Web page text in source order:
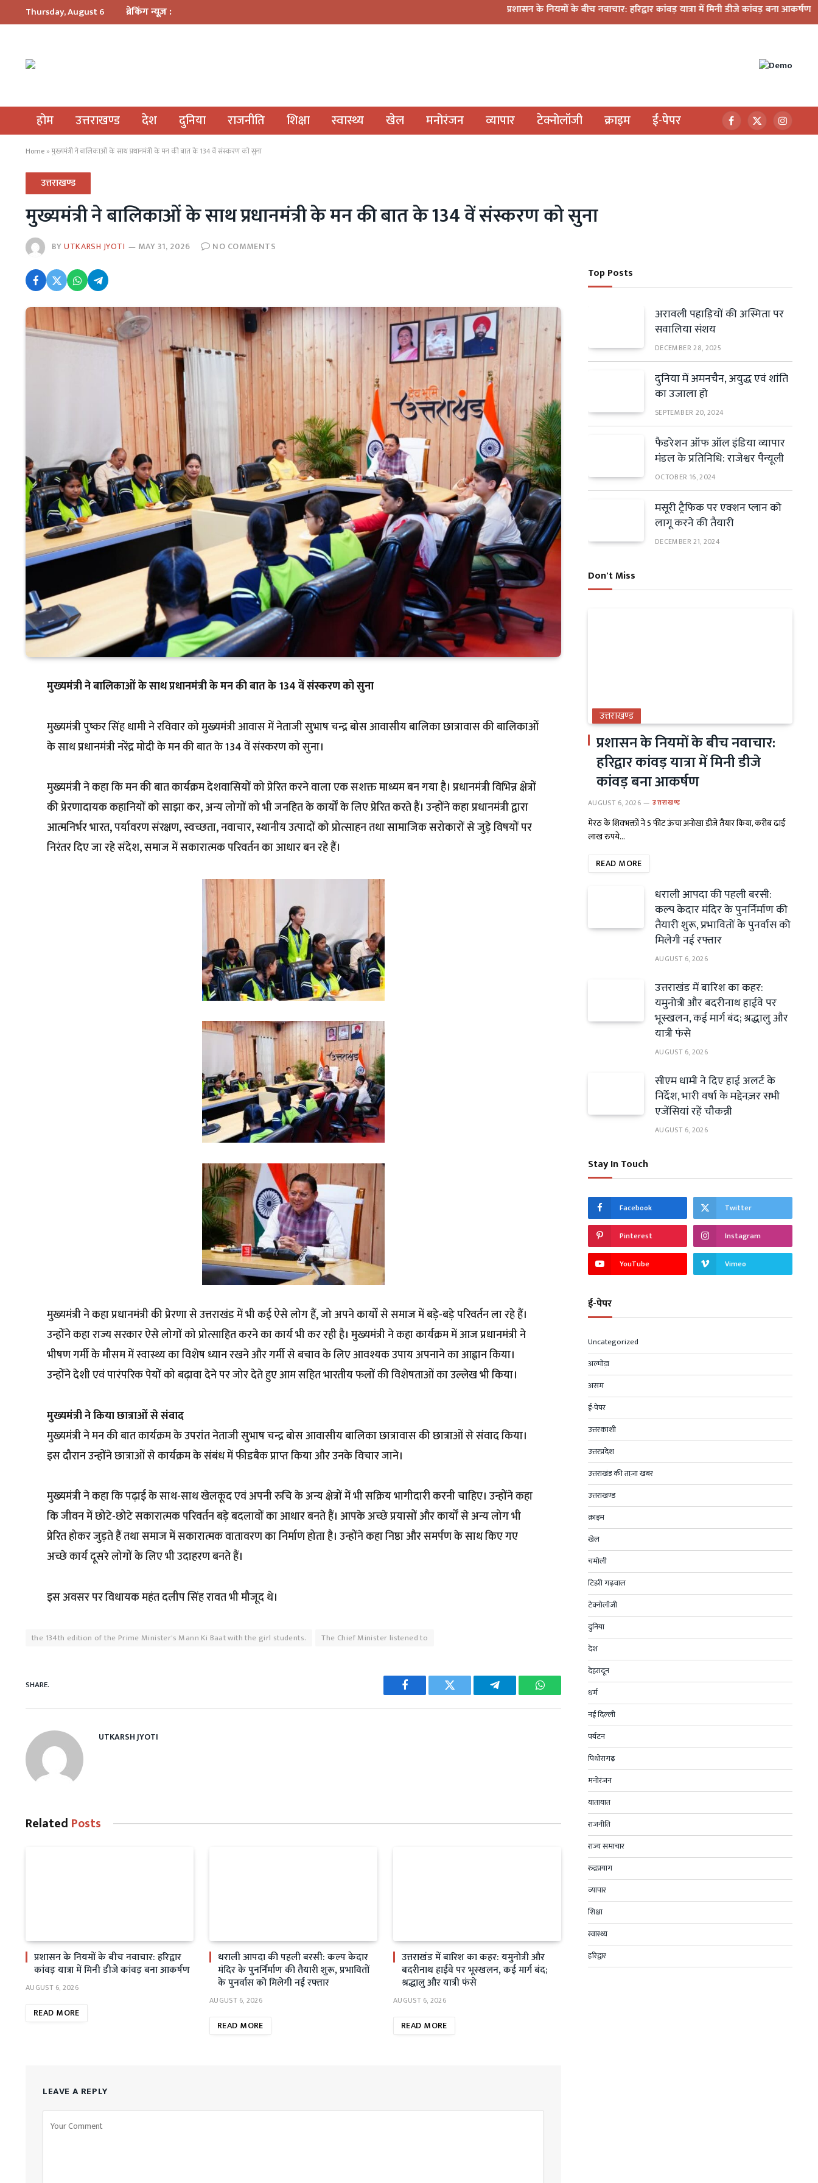
Thursday, August 6 ब्रेकिंग न्यूज़ : प्रशासन के नियमों के बीच नवाचार: हरिद्वार कांवड़ यात्रा में मिनी डीजे कांवड़ बना आकर्षण धराली आपदा
होम उत्तराखण्ड देश दुनिया राजनीति शिक्षा स्वास्थ्य खेल मनोरंजन व्यापार टेक्नोलॉजी क्राइम ई-पेपर Facebook
X
(Twitter)
Home »मुख्यमंत्री ने बालिकाओं के साथ प्रधानमंत्री के मन की बात के 134 वें संस्करण को सुना
उत्तराखण्ड
मुख्यमंत्री ने बालिकाओं के साथ प्रधानमंत्री के मन की बात के 134 वें संस्करण को सुना
BYUTKARSH JYOTI MAY 31, 2026 NO COMMENTS
मुख्यमंत्री ने बालिकाओं के साथ प्रधानमंत्री के मन की बात के 134 वें संस्करण को सुना
मुख्यमंत्री पुष्कर सिंह धामी ने रविवार को मुख्यमंत्री आवास में नेताजी सुभाष चन्द्र बोस आवासीय बालिका छात्रावास की बालिकाओं
के साथ प्रधानमंत्री नरेंद्र मोदी के मन की बात के 134 वें संस्करण को सुना।
मुख्यमंत्री ने कहा कि मन की बात कार्यक्रम देशवासियों को प्रेरित करने वाला एक सशक्त माध्यम बन गया है। प्रधानमंत्री विभिन्न क्षेत्रों
की प्रेरणादायक कहानियों को साझा कर, अन्य लोगों को भी जनहित के कार्यों के लिए प्रेरित करते हैं। उन्होंने कहा प्रधानमंत्री द्वारा
आत्मनिर्भर भारत, पर्यावरण संरक्षण, स्वच्छता, नवाचार, स्थानीय उत्पादों को प्रोत्साहन तथा सामाजिक सरोकारों से जुड़े विषयों पर
निरंतर दिए जा रहे संदेश, समाज में सकारात्मक परिवर्तन का आधार बन रहे हैं।
मुख्यमंत्री ने कहा प्रधानमंत्री की प्रेरणा से उत्तराखंड में भी कई ऐसे लोग हैं, जो अपने कार्यों से समाज में बड़े-बड़े परिवर्तन ला रहे हैं।
उन्होंने कहा राज्य सरकार ऐसे लोगों को प्रोत्साहित करने का कार्य भी कर रही है। मुख्यमंत्री ने कहा कार्यक्रम में आज प्रधानमंत्री ने
भीषण गर्मी के मौसम में स्वास्थ्य का विशेष ध्यान रखने और गर्मी से बचाव के लिए आवश्यक उपाय अपनाने का आह्वान किया।
उन्होंने देशी एवं पारंपरिक पेयों को बढ़ावा देने पर जोर देते हुए आम सहित भारतीय फलों की विशेषताओं का उल्लेख भी किया।
मुख्यमंत्री ने किया छात्राओं से संवाद
मुख्यमंत्री ने मन की बात कार्यक्रम के उपरांत नेताजी सुभाष चन्द्र बोस आवासीय बालिका छात्रावास की छात्राओं से संवाद किया।
इस दौरान उन्होंने छात्राओं से कार्यक्रम के संबंध में फीडबैक प्राप्त किया और उनके विचार जाने।
मुख्यमंत्री ने कहा कि पढ़ाई के साथ-साथ खेलकूद एवं अपनी रुचि के अन्य क्षेत्रों में भी सक्रिय भागीदारी करनी चाहिए। उन्होंने कहा
कि जीवन में छोटे-छोटे सकारात्मक परिवर्तन बड़े बदलावों का आधार बनते हैं। आपके अच्छे प्रयासों और कार्यों से अन्य लोग भी
प्रेरित होकर जुड़ते हैं तथा समाज में सकारात्मक वातावरण का निर्माण होता है। उन्होंने कहा निष्ठा और समर्पण के साथ किए गए
अच्छे कार्य दूसरे लोगों के लिए भी उदाहरण बनते हैं।
इस अवसर पर विधायक महंत दलीप सिंह रावत भी मौजूद थे।
the 134th edition of the Prime Minister's Mann Ki Baat with the girl students. The Chief Minister listened to
SHARE.
Facebook Twitter Telegram WhatsApp
UTKARSH JYOTI
Related Posts
प्रशासन के नियमों के बीच नवाचार: हरिद्वार
कांवड़ यात्रा में मिनी डीजे कांवड़ बना आकर्षण
AUGUST 6, 2026
READ MORE
धराली आपदा की पहली बरसी: कल्प केदार
मंदिर के पुनर्निर्माण की तैयारी शुरू, प्रभावितों
के पुनर्वास को मिलेगी नई रफ्तार
AUGUST 6, 2026
READ MORE
उत्तराखंड में बारिश का कहर: यमुनोत्री और
बदरीनाथ हाईवे पर भूस्खलन, कई मार्ग बंद;
श्रद्धालु और यात्री फंसे
AUGUST 6, 2026
READ MORE
LEAVE A REPLY
Top Posts
अरावली पहाड़ियों की अस्मिता पर
सवालिया संशय
DECEMBER 28, 2025
दुनिया में अमनचैन, अयुद्ध एवं शांति
का उजाला हो
SEPTEMBER 20, 2024
फैडरेशन ऑफ ऑल इंडिया व्यापार
मंडल के प्रतिनिधि: राजेश्वर पैन्यूली
OCTOBER 16, 2024
मसूरी ट्रैफिक पर एक्शन प्लान को
लागू करने की तैयारी
DECEMBER 21, 2024
Don't Miss
उत्तराखण्ड
प्रशासन के नियमों के बीच नवाचार:
हरिद्वार कांवड़ यात्रा में मिनी डीजे
कांवड़ बना आकर्षण
AUGUST 6, 2026 उत्तराखण्ड
मेरठ के शिवभक्तों ने 5 फीट ऊंचा अनोखा डीजे तैयार किया, करीब ढाई
लाख रुपये…
READ MORE
धराली आपदा की पहली बरसी:
कल्प केदार मंदिर के पुनर्निर्माण की
तैयारी शुरू, प्रभावितों के पुनर्वास को
मिलेगी नई रफ्तार
AUGUST 6, 2026
उत्तराखंड में बारिश का कहर:
यमुनोत्री और बदरीनाथ हाईवे पर
भूस्खलन, कई मार्ग बंद; श्रद्धालु और
यात्री फंसे
AUGUST 6, 2026
सीएम धामी ने दिए हाई अलर्ट के
निर्देश, भारी वर्षा के मद्देनज़र सभी
एजेंसियां रहें चौकन्नी
AUGUST 6, 2026
Stay In Touch
Facebook Twitter
Pinterest Instagram
YouTube Vimeo
ई-पेपर
Uncategorized
अल्मोड़ा
असम
ई-पेपर
उत्तरकाशी
उत्तरप्रदेश
उत्तराखंड की ताज़ा खबर
उत्तराखण्ड
क्राइम
खेल
चमोली
टिहरी गढ़वाल
टेक्नोलॉजी
दुनिया
देश
देहरादून
धर्म
नई दिल्ली
पर्यटन
पिथोरागढ़
मनोरंजन
यातायात
राजनीति
राज्य समाचार
रुद्रप्रयाग
व्यापार
शिक्षा
स्वास्थ्य
हरिद्वार